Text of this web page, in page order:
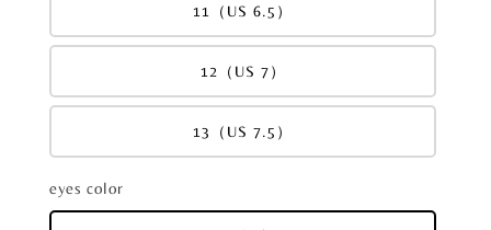
11（US 6.5）
12（US 7）
13（US 7.5）
eyes color